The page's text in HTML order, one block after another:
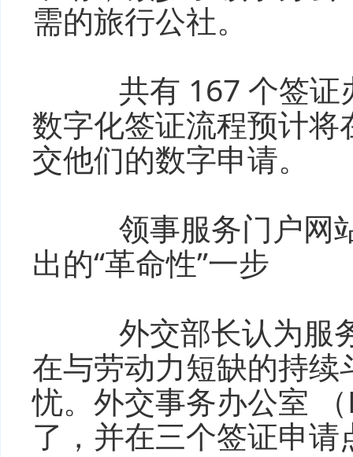
需的旅行公社。
共有 167 个签证
数字化签证流程预计
交他们的数字申请。
领事服务门户网
出的“革命性”一步
外交部长认为服
在与劳动力短缺的持
忧。外交事务办公室
了，并在三个签证申